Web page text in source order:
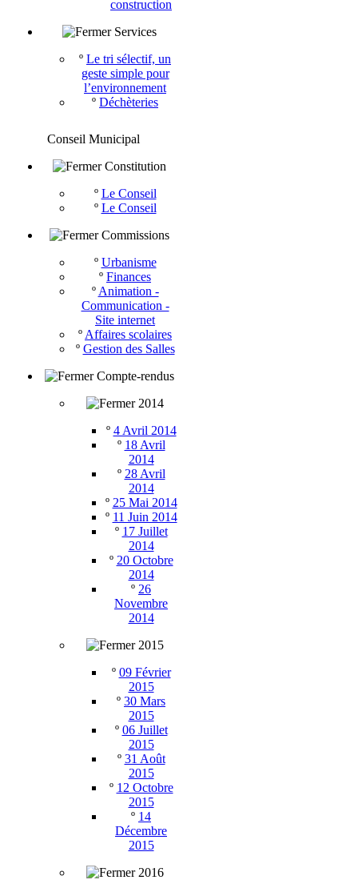
construction
Services
º Le tri sélectif, un
geste simple pour
l’environnement
º Déchèteries
Conseil Municipal
Constitution
º Le Conseil
º Le Conseil
Commissions
º Urbanisme
º Finances
º Animation -
Communication -
Site internet
º Affaires scolaires
º Gestion des Salles
Compte-rendus
2014
º 4 Avril 2014
º 18 Avril
2014
º 28 Avril
2014
º 25 Mai 2014
º 11 Juin 2014
º 17 Juillet
2014
º 20 Octobre
2014
º 26
Novembre
2014
2015
º 09 Février
2015
º 30 Mars
2015
º 06 Juillet
2015
º 31 Août
2015
º 12 Octobre
2015
º 14
Décembre
2015
2016